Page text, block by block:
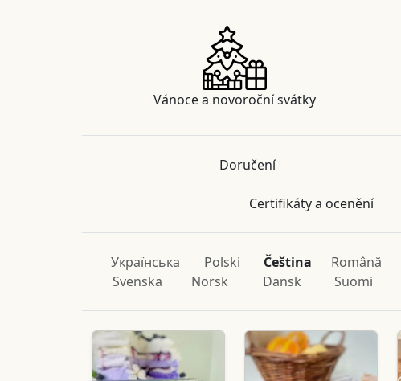
Vánoce a novoroční svátky
Doručení
Certifikáty a ocenění
Українська Polski Čeština Română
Svenska
Norsk Dansk Suomi